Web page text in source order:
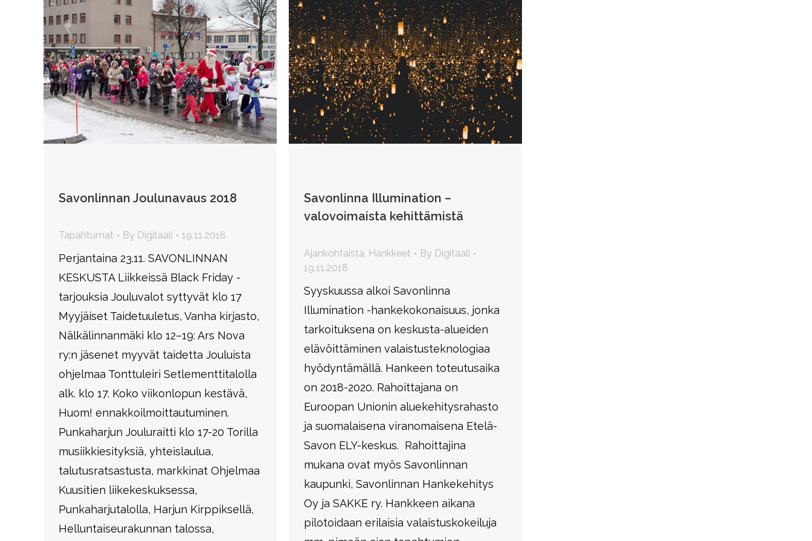
Savonlinnan Joulunavaus 2018
Tapahtumat By Digitaali 19.11.2018
Perjantaina 23.11. SAVONLINNAN
KESKUSTA Liikkeissä Black Friday -
tarjouksia Jouluvalot syttyvät klo 17
Myyjäiset Taidetuuletus, Vanha kirjasto,
Nälkälinnanmäki klo 12–19: Ars Nova
ry:n jäsenet myyvät taidetta Jouluista
ohjelmaa Tonttuleiri Setlementtitalolla
alk. klo 17. Koko viikonlopun kestävä,
Huom! ennakkoilmoittautuminen.
Punkaharjun Jouluraitti klo 17-20 Torilla
musiikkiesityksiä, yhteislaulua,
talutusratsastusta, markkinat Ohjelmaa
Kuusitien liikekeskuksessa,
Punkaharjutalolla, Harjun Kirppiksellä,
Helluntaiseurakunnan talossa,
Savonlinna Illumination –
valovoimaista kehittämistä
Ajankohtaista, Hankkeet By Digitaali
19.11.2018
Syyskuussa alkoi Savonlinna
Illumination -hankekokonaisuus, jonka
tarkoituksena on keskusta-alueiden
elävöittäminen valaistusteknologiaa
hyödyntämällä. Hankeen toteutusaika
on 2018-2020. Rahoittajana on
Euroopan Unionin aluekehitysrahasto
ja suomalaisena viranomaisena Etelä-
Savon ELY-keskus. Rahoittajina
mukana ovat myös Savonlinnan
kaupunki, Savonlinnan Hankekehitys
Oy ja SAKKE ry. Hankkeen aikana
pilotoidaan erilaisia valaistuskokeiluja